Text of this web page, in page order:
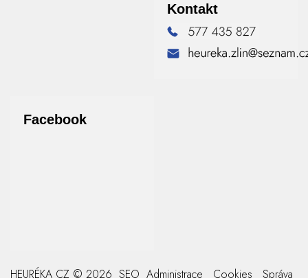
Kontakt
Facebook
HEURÉKA CZ © 2026 SEO Administrace Cookies Správa